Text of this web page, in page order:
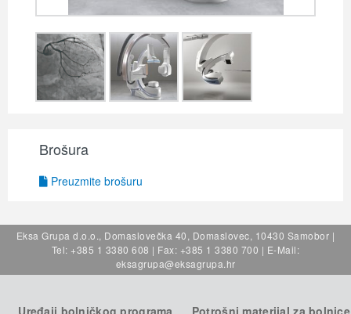
Brošura
Preuzmite brošuru
Eksa Grupa d.o.o., Domaslovečka 40, Domaslovec, 10430 Samobor |
Tel: +385 1 3380 608 | Fax: +385 1 3380 700 | E-Mail:
eksagrupa@eksagrupa.hr